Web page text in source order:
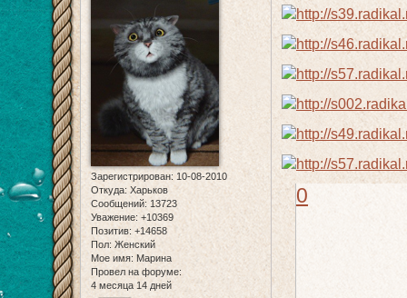
Зарегистрирован: 10-08-2010
Откуда: Харьков
Сообщений: 13723
Уважение: +10369
Позитив: +14658
Пол: Женский
Мое имя: Марина
Провел на форуме:
4 месяца 14 дней
0